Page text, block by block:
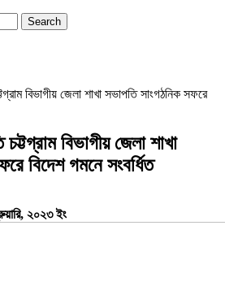
বিভাগীয় জেলা শাখা সভাপতি সাংগঠনিক সফরে
চট্টগ্রাম বিভাগীয় জেলা শাখা
বিদেশ গমনে সংবর্ধিত
২০২৩ ইং